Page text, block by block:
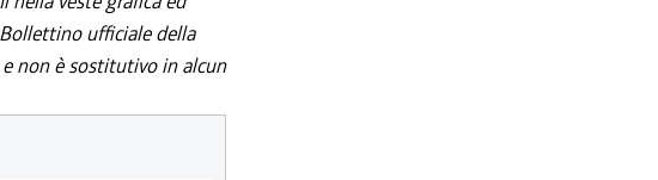
ufficiale della
non è sostitutivo in alcun